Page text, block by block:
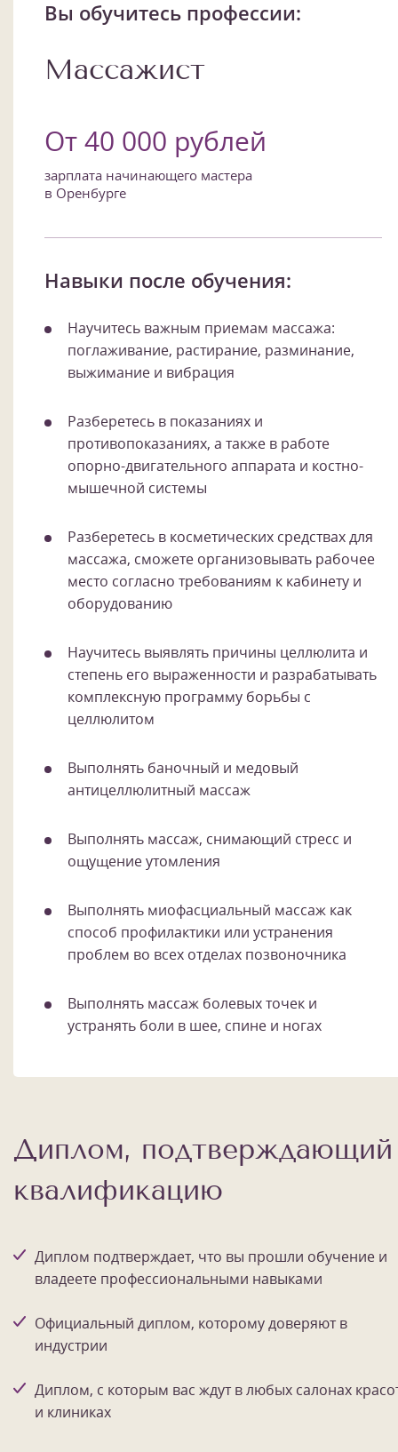
Вы обучитесь профессии:
Массажист
От 40 000 рублей
зарплата начинающего мастера
в Оренбурге
Навыки после обучения:
Научитесь важным приемам массажа:
поглаживание, растирание, разминание,
выжимание и вибрация
Разберетесь в показаниях и
противопоказаниях, а также в работе
опорно-двигательного аппарата и костно-
мышечной системы
Разберетесь в косметических средствах для
массажа, сможете организовывать рабочее
место согласно требованиям к кабинету и
оборудованию
Научитесь выявлять причины целлюлита и
степень его выраженности и разрабатывать
комплексную программу борьбы с
целлюлитом
Выполнять баночный и медовый
антицеллюлитный массаж
Выполнять массаж, снимающий стресс и
ощущение утомления
Выполнять миофасциальный массаж как
способ профилактики или устранения
проблем во всех отделах позвоночника
Выполнять массаж болевых точек и
устранять боли в шее, спине и ногах
Диплом, подтверждающий
квалификацию
Диплом подтверждает, что вы прошли обучение и
владеете профессиональными навыками
Официальный диплом, которому доверяют в
индустрии
Диплом, с которым вас ждут в любых салонах
и клиниках